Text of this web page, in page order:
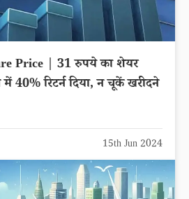
Price | 31 रुपये का शेयर
40% रिटर्न दिया, न चूकें खरीदने
15th Jun 2024